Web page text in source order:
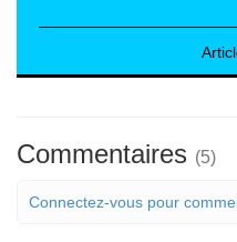
Commentaires (5)
Connectez-vous pour